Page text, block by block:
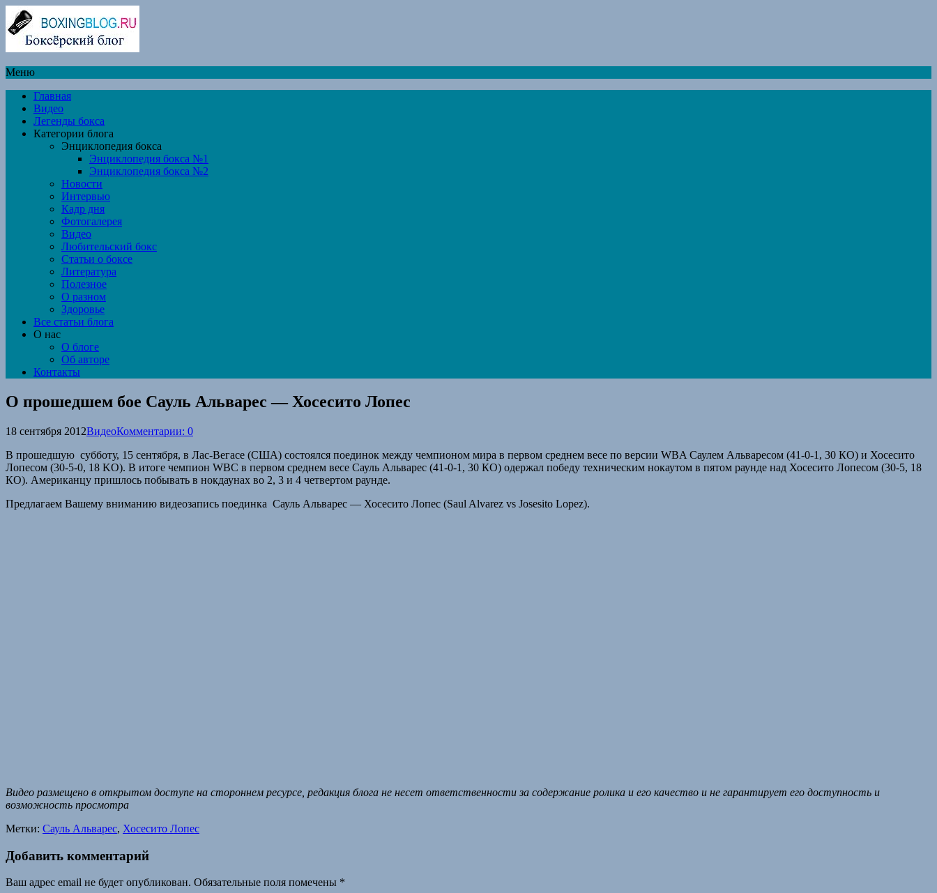
Меню
Главная
Видео
Легенды бокса
Категории блога
Энциклопедия бокса
Энциклопедия бокса №1
Энциклопедия бокса №2
Новости
Интервью
Кадр дня
Фотогалерея
Видео
Любительский бокс
Статьи о боксе
Литература
Полезное
О разном
Здоровье
Все статьи блога
О нас
О блоге
Об авторе
Контакты
О прошедшем бое Сауль Альварес — Хосесито Лопес
18 сентября 2012ВидеоКомментарии: 0
В прошедшую субботу, 15 сентября, в Лас-Вегасе (США) состоялся поединок между чемпионом мира в первом среднем весе по версии WBA Саулем Альваресом (41-0-1, 30 КО) и Хосесито
Лопесом (30-5-0, 18 KO). В итоге чемпион WBC в первом среднем весе Сауль Альварес (41-0-1, 30 КО) одержал победу техническим нокаутом в пятом раунде над Хосесито Лопесом (30-5, 18
КО). Американцу пришлось побывать в нокдаунах во 2, 3 и 4 четвертом раунде.
Предлагаем Вашему вниманию видеозапись поединка Сауль Альварес — Хосесито Лопес (Saul Alvarez vs Josesito Lopez).
Видео размещено в открытом доступе на стороннем ресурсе, редакция блога не несет ответственности за содержание ролика и его качество и не гарантирует его доступность и
возможность просмотра
Метки: Сауль Альварес, Хосесито Лопес
Добавить комментарий
Ваш адрес email не будет опубликован. Обязательные поля помечены *